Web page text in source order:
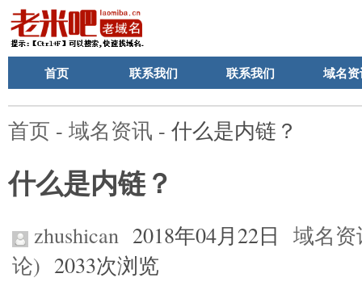
首页 联系我们 联系我们 域名
首页 - 域名资讯 - 什么是内链？
什么是内链？
zhushican 2018年04月22日 域名资
论) 2033次浏览